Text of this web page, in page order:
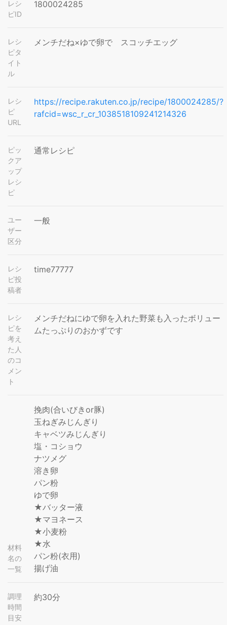
レシ
ピID
1800024285
レシ
ピタ
イト
ル
メンチだね×ゆで卵で スコッチエッグ
レシ
ピ
URL
https://recipe.rakuten.co.jp/recipe/1800024285/?
rafcid=wsc_r_cr_1038518109241214326
ピッ
クア
ップ
レシ
ピ
通常レシピ
ユー
ザー
区分
一般
レシ
ピ投
稿者
time77777
レシ
ピを
考え
た人
のコ
メン
ト
メンチだねにゆで卵を入れた野菜も入ったボリュー
ムたっぷりのおかずです
材料
名の
一覧
挽肉(合いびきor豚)
玉ねぎみじんぎり
キャベツみじんぎり
塩・コショウ
ナツメグ
溶き卵
パン粉
ゆで卵
★バッター液
★マヨネース
★小麦粉
★水
パン粉(衣用)
揚げ油
調理
時間
目安
約30分